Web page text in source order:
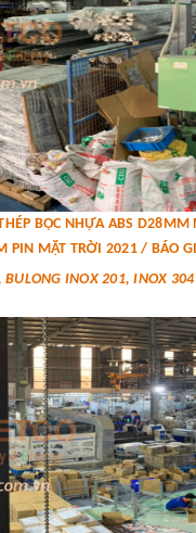
BỌC NHỰA ABS
MẶT TRỜI 2021 / BÁO
INOX 201, INOX